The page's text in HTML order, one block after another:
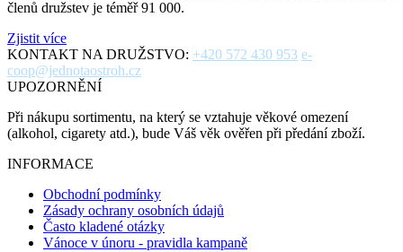
členů družstev je téměř 91 000.
Zjistit více
KONTAKT NA DRUŽSTVO: +420 572 430 953 e-
coop@jednotaostroh.cz
UPOZORNĚNÍ
Při nákupu sortimentu, na který se vztahuje věkové omezení
(alkohol, cigarety atd.), bude Váš věk ověřen při předání zboží.
INFORMACE
Obchodní podmínky
Zásady ochrany osobních údajů
Často kladené otázky
Vánoce v únoru - pravidla kampaně